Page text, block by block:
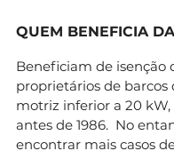
QUEM BENEFICIA
Beneficiam de isenção
proprietários de
motriz inferior a 20
antes de 1986. No
encontrar mais casos